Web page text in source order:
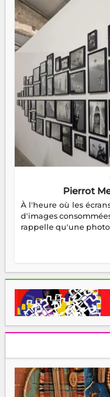
Pierrot
À l'heure où les
d'images
rappelle qu'une